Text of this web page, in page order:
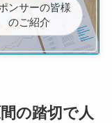
ンサーの皆様
のご紹介
の踏切で人